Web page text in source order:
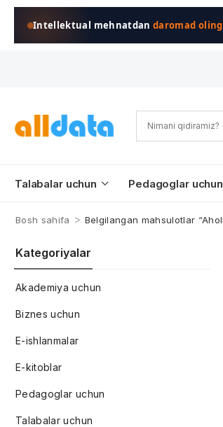
Intellektual mehnatdandaromad
Talabalar uchun Pedagoglar uchun
Bosh sahifa > Belgilangan mahsulotlar
Kategoriyalar
Akademiya uchun
Biznes uchun
E-ishlanmalar
E-kitoblar
Pedagoglar uchun
Talabalar uchun